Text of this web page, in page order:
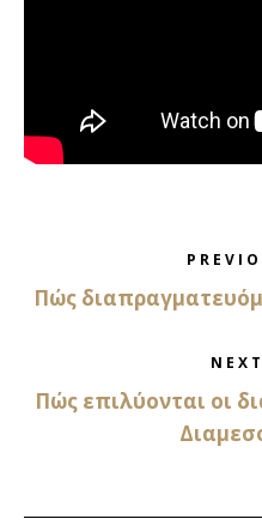
Πώς
Πώς επιλύονται οι